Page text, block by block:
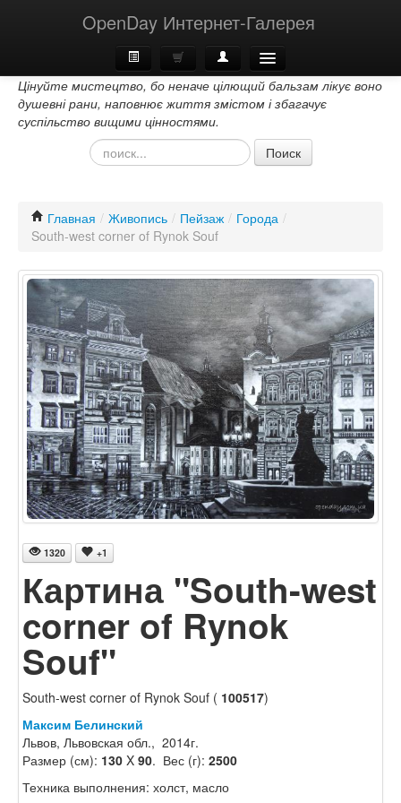
OpenDay Интернет-Галерея
Главная
О Нас
Цінуйте мистецтво, бо неначе цілющий бальзам лікує воно
душевні рани, наповнює життя змістом і збагачує
суспільство вищими цінностями.
Поиск
Главная / Живопись / Пейзаж / Города /
South-west corner of Rynok Souf
1320 +1
Картина "South-west
corner of Rynok
Souf"
South-west corner of Rynok Souf ( 100517)
Максим Белинский
Львов, Львовская обл., 2014г.
Размер (см): 130 X 90. Вес (г): 2500
Техника выполнения: холст, масло